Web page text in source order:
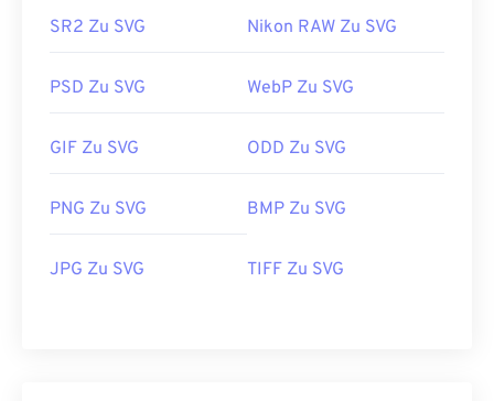
SR2 Zu SVG Nikon RAW Zu SVG
PSD Zu SVG WebP Zu SVG
GIF Zu SVG ODD Zu SVG
PNG Zu SVG BMP Zu SVG
JPG Zu SVG TIFF Zu SVG